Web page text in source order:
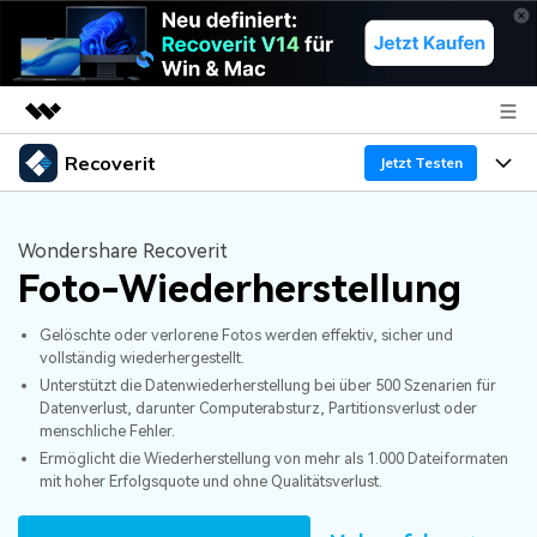
Top-Produkte
Dienstprogramme
Überblick
Lösungen
Über uns
Presseraum
Shop
Support
Recoverit Jetzt Testen
Recoverit für Windows
KI
Ein führendes Tool zur Datenrettung für Windows
Kostenlos Testen
Recoverit für Mac
Funktionen
Wiederherstellung von Laufwerken
Gel?schte Medien wiederherstellen
Exklusive Wiederherstellungsl?sungen
Ressourcen
Warum Recoverit
Experte für Datenrettung
Guide
Wondershare Recoverit
Foto-Wiederherstellung
Gelöschte oder verlorene Fotos werden effektiv, sicher und
vollständig wiederhergestellt.
Unterstützt die Datenwiederherstellung bei über 500 Szenarien für
Datenverlust, darunter Computerabsturz, Partitionsverlust oder
menschliche Fehler.
Ermöglicht die Wiederherstellung von mehr als 1.000 Dateiformaten
mit hoher Erfolgsquote und ohne Qualitätsverlust.